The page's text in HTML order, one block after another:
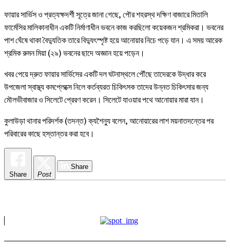
ফায়ার সার্ভিস ও প্রত্যক্ষদর্শী সূত্রে জানা গেছে, পৌর শহরস্থ দক্ষিণ বাজারে মিতালি
ফার্মেসির মালিকানাধীন একটি নির্মাণাধীন ভবনে কাজ করছিলো কয়েকজন শ্রমিকরা। ভবনের
পাশ ঘেঁষে থাকা বৈদ্যুতিক তারে বিদ্যুৎস্পৃষ্ট হয়ে আনোয়ার নিচে পড়ে যান। এ সময় আরেক
শ্রমিক রুমন মিয়া (২৯) ভবনের ছাদে অজ্ঞান হয়ে পড়েন।
খবর পেয়ে দ্রুত ফায়ার সার্ভিসের একটি দল ঘটনাস্থলে পৌঁছে তাদেরকে উদ্ধার করে
উপজেলা স্বাস্থ্য কমপ্লেক্সে নিলে কর্তব্যরত চিকিৎসক তাদের উন্নত চিকিৎসার জন্য
মৌলভীবাজার ও সিলেটে প্রেরণ করেন। সিলেটে যাওয়ার পথে আনোয়ার মারা যান।
কুলাউড়া থানার পরিদর্শক (তদন্ত) ক্যশৈন্যু বলেন, আনোয়ারের লাশ ময়নাতদন্তের পর
পরিবারের কাছে হস্তান্তর করা হবে।
Share Post
Share